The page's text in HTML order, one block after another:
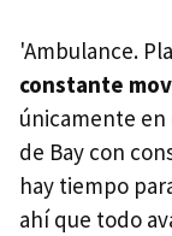
'Ambulance.
constante
únicamente
de Bay con
hay tiempo
ahí que todo